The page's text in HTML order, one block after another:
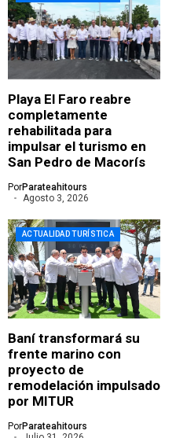
Playa El Faro reabre
completamente
rehabilitada para
impulsar el turismo en
San Pedro de Macorís
PorParateahitours
Agosto 3, 2026
ACTUALIDAD TURÍSTICA
Baní transformará su
frente marino con
proyecto de
remodelación impulsado
por MITUR
PorParateahitours